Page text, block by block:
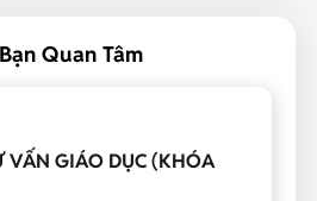
Quan Tâm
VẤN GIÁO DỤC (KHÓA